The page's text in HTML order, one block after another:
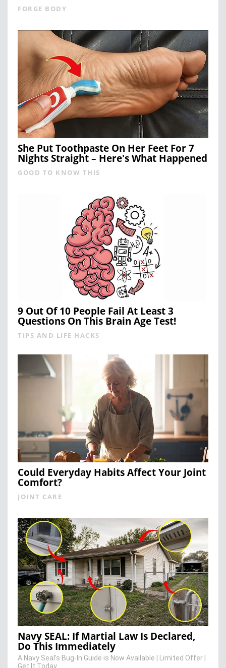
FORGE BODY
She Put Toothpaste On Her Feet For 7
Nights Straight – Here's What Happened
GOOD TO KNOW THIS
9 Out Of 10 People Fail At Least 3
Questions On This Brain Age Test!
TIPS AND LIFE HACKS
Could Everyday Habits Affect Your Joint
Comfort?
JOINT CARE
Navy SEAL: If Martial Law Is Declared,
Do This Immediately
A Navy Seal’s Bug-In Guide is Now Available | Limited Offer |
Get It Today